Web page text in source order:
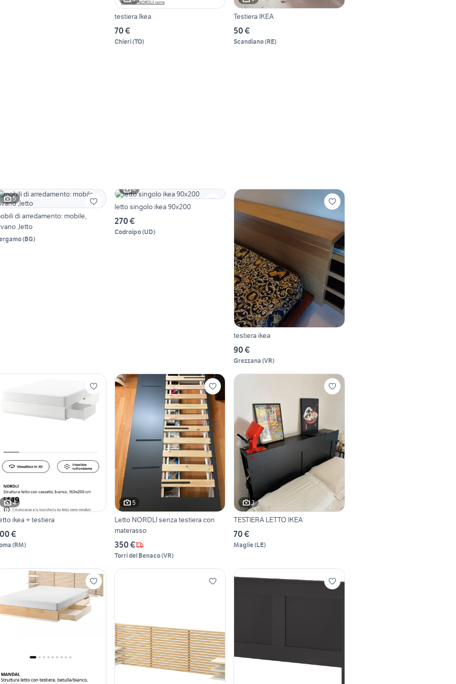
testiera Ikea
70 €
Chieri(TO)
Testiera IKEA
50 €
Scandiano(RE)
5
di arredamento: mobile,
,letto
(BG)
4
letto singolo ikea 90x200
270 €
Codroipo(UD)
testiera ikea
90 €
Grezzana (VR)
4
ikea + testiera
€
(RM)
5
Letto NORDLI senza testiera con
materasso
350 €
Torri del Benaco(VR)
3
TESTIERA LETTO IKEA
70 €
Maglie(LE)